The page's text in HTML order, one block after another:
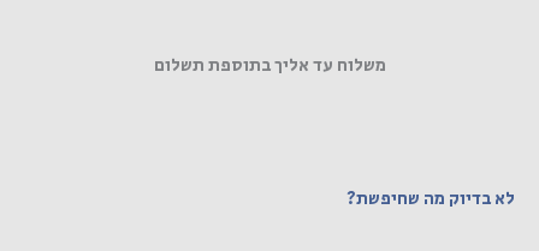
משלוח עד אליך בתוספת תשלום
לא בדיוק מה שחיפשת?